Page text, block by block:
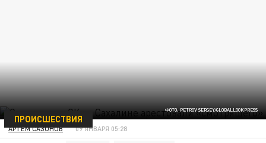
ФОТО: PETROV SERGEY/GLOBALLOOKPRESS
ПРОИСШЕСТВИЯ
АРТЁМ САЗОНОВ 09 ЯНВАРЯ 05:28